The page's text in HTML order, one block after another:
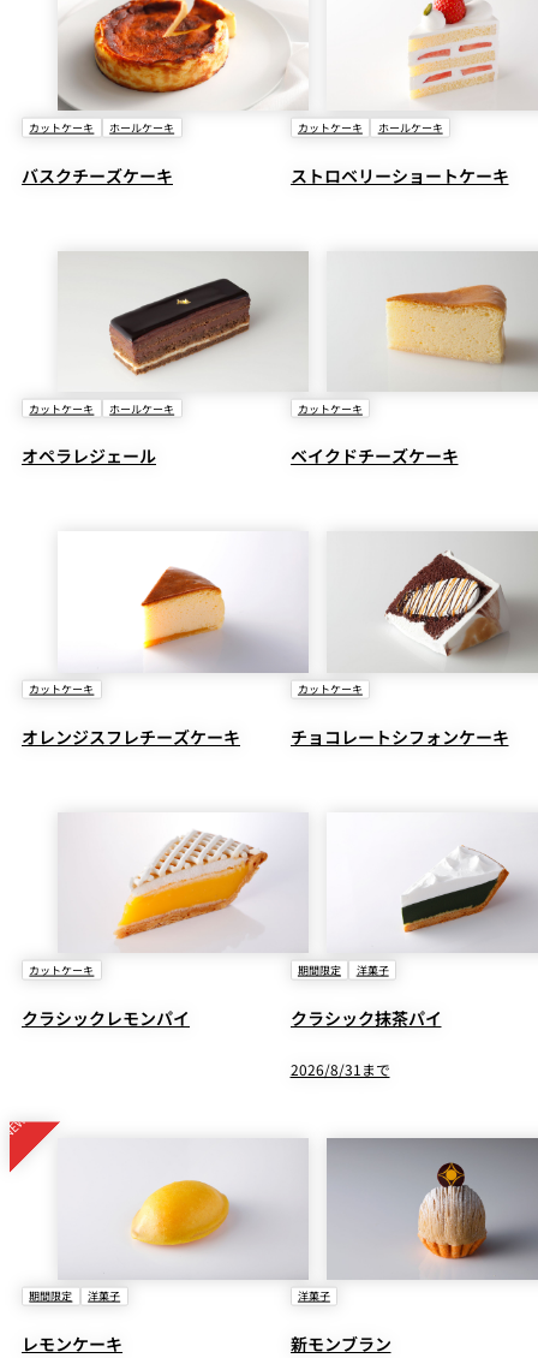
カットケーキ ホールケーキ
バスクチーズケーキ
カットケーキ ホールケーキ
ストロベリーショートケーキ
カットケーキ ホールケーキ
オペラレジェール
カットケーキ
ベイクドチーズケーキ
カットケーキ
オレンジスフレチーズケーキ
カットケーキ
チョコレートシフォンケーキ
カットケーキ
クラシックレモンパイ
期間限定 洋菓子
クラシック抹茶パイ
2026/8/31まで
期間限定 洋菓子
レモンケーキ
洋菓子
新モンブラン